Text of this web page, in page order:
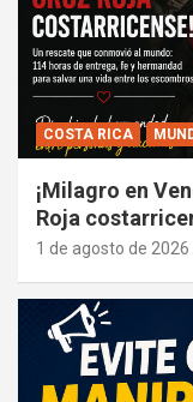
COSTA RICA
¡Milagro en
Roja
1 de agosto de 2026